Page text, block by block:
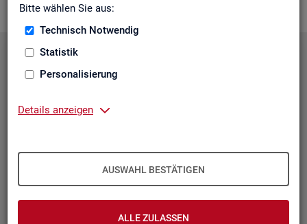
Bitte wählen Sie aus:
Technisch Notwendig
Statistik
Personalisierung
Details anzeigen
AUSWAHL BESTÄTIGEN
ALLE ZULASSEN
Kon­takt, Feed­back und Kri­tik